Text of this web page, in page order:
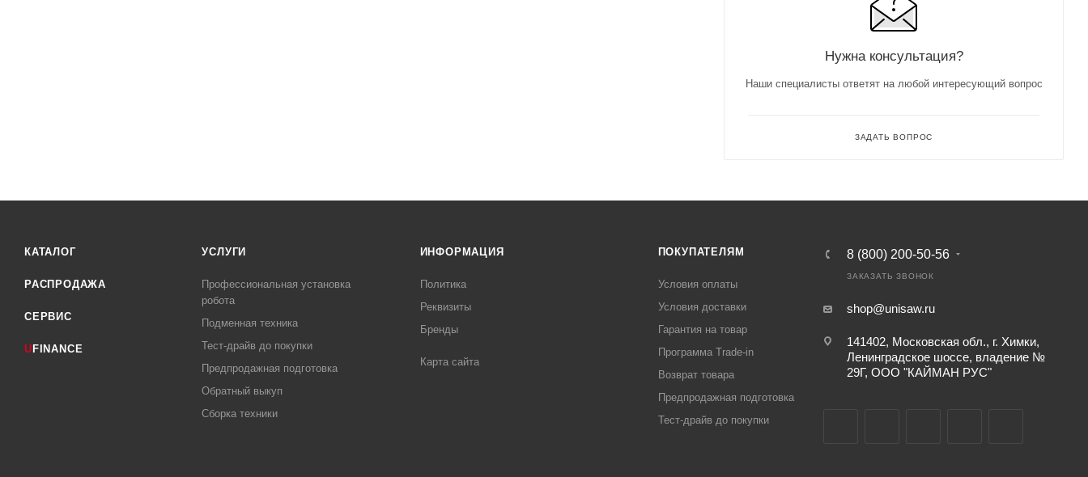
Нужна консультация?
Наши специалисты ответят на любой интересующий вопрос
ЗАДАТЬ ВОПРОС
КАТАЛОГ
РАСПРОДАЖА
СЕРВИС
U FINANCE
УСЛУГИ
Профессиональная установка
робота
Подменная техника
Тест-драйв до покупки
Предпродажная подготовка
Обратный выкуп
Сборка техники
ИНФОРМАЦИЯ
Политика
Реквизиты
Бренды
Карта сайта
ПОКУПАТЕЛЯМ
Условия оплаты
Условия доставки
Гарантия на товар
Программа Trade-in
Возврат товара
Предпродажная подготовка
Тест-драйв до покупки
8 (800) 200-50-56
ЗАКАЗАТЬ ЗВОНОК
shop@unisaw.ru
141402, Московская обл., г. Химки,
Ленинградское шоссе, владение №
29Г, ООО "КАЙМАН РУС"